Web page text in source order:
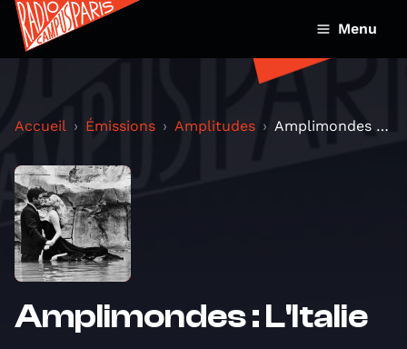
Menu
Accueil Émissions Amplitudes Amplimondes : L'Italie
Amplimondes : L'Italie